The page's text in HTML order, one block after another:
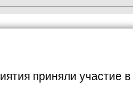
приняли участие